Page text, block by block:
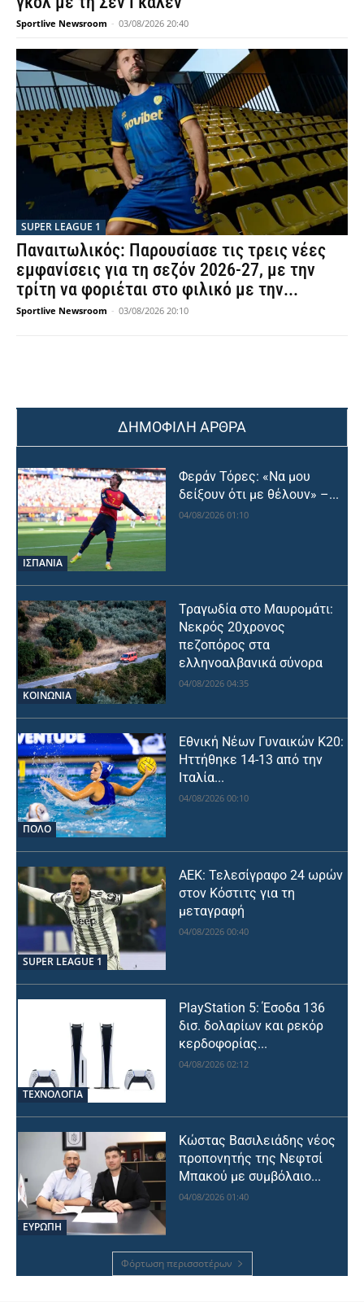
Sportlive Newsroom - 03/08/2026 20:40
SUPER LEAGUE 1
Παναιτωλικός: Παρουσίασε τις τρεις νέες
εμφανίσεις για τη σεζόν 2026-27, με την
τρίτη να φοριέται στο φιλικό με την...
Sportlive Newsroom - 03/08/2026 20:10
ΔΗΜΟΦΙΛΗ ΑΡΘΡΑ
ΙΣΠΑΝΙΑ
Φεράν Τόρες: «Να μου
δείξουν ότι με θέλουν» –...
04/08/2026 01:10
ΚΟΙΝΩΝΙΑ
Τραγωδία στο Μαυρομάτι:
Νεκρός 20χρονος
πεζοπόρος στα
ελληνοαλβανικά σύνορα
04/08/2026 04:35
ΠΟΛΟ
Εθνική Νέων Γυναικών Κ20:
Ηττήθηκε 14-13 από την
Ιταλία...
04/08/2026 00:10
SUPER LEAGUE 1
ΑΕΚ: Τελεσίγραφο 24 ωρών
στον Κόστιτς για τη
μεταγραφή
04/08/2026 00:40
ΤΕΧΝΟΛΟΓΙΑ
PlayStation 5: Έσοδα 136
δισ. δολαρίων και ρεκόρ
κερδοφορίας...
04/08/2026 02:12
ΕΥΡΩΠΗ
Κώστας Βασιλειάδης νέος
προπονητής της Νεφτσί
Μπακού με συμβόλαιο...
04/08/2026 01:40
Φόρτωση περισσοτέρων